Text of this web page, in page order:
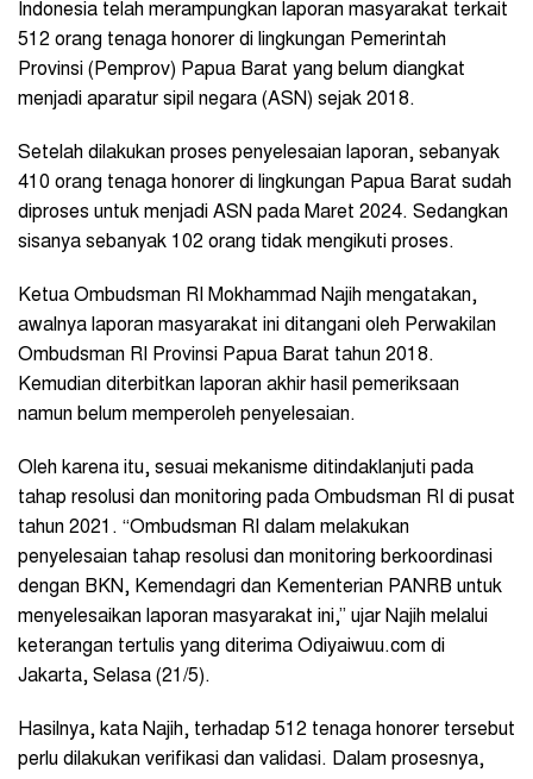
Indonesia telah merampungkan laporan masyarakat terkait
512 orang tenaga honorer di lingkungan Pemerintah
Provinsi (Pemprov) Papua Barat yang belum diangkat
menjadi aparatur sipil negara (ASN) sejak 2018.
Setelah dilakukan proses penyelesaian laporan, sebanyak
410 orang tenaga honorer di lingkungan Papua Barat sudah
diproses untuk menjadi ASN pada Maret 2024. Sedangkan
sisanya sebanyak 102 orang tidak mengikuti proses.
Ketua Ombudsman RI Mokhammad Najih mengatakan,
awalnya laporan masyarakat ini ditangani oleh Perwakilan
Ombudsman RI Provinsi Papua Barat tahun 2018.
Kemudian diterbitkan laporan akhir hasil pemeriksaan
namun belum memperoleh penyelesaian.
Oleh karena itu, sesuai mekanisme ditindaklanjuti pada
tahap resolusi dan monitoring pada Ombudsman RI di pusat
tahun 2021. “Ombudsman RI dalam melakukan
penyelesaian tahap resolusi dan monitoring berkoordinasi
dengan BKN, Kemendagri dan Kementerian PANRB untuk
menyelesaikan laporan masyarakat ini,” ujar Najih melalui
keterangan tertulis yang diterima Odiyaiwuu.com di
Jakarta, Selasa (21/5).
Hasilnya, kata Najih, terhadap 512 tenaga honorer tersebut
perlu dilakukan verifikasi dan validasi. Dalam prosesnya,